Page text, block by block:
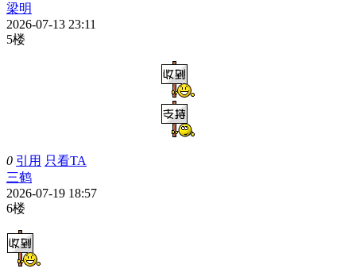
梁明
2026-07-13 23:11
5楼
0 引用 只看TA
三鹤
2026-07-19 18:57
6楼